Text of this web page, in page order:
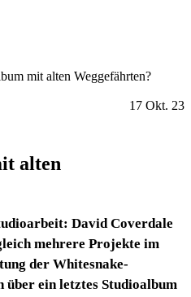
mit alten Weggefährten?
17 Okt. 23
alten
David Coverdale
mehrere Projekte im
der Whitesnake-
über ein letztes Studioalbum